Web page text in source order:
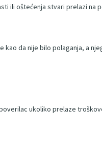
ili oštećenja stvari prelazi na
da nije bilo polaganja, a
ukoliko prelaze